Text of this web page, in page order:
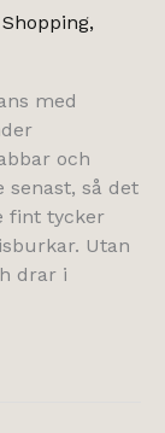
Shopping,
med
och
senast, så det
fint tycker
Utan
drar i